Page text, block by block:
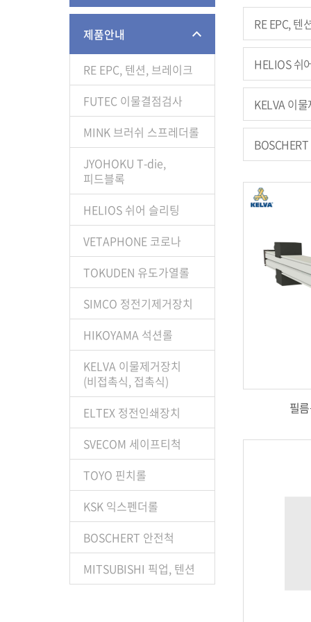
제품안내
RE EPC, 텐션, 브레이크
FUTEC 이물결점검사
MINK 브러쉬 스프레더롤
JYOHOKU T-die,
피드블록
HELIOS 쉬어 슬리팅
VETAPHONE 코로나
TOKUDEN 유도가열롤
SIMCO 정전기제거장치
HIKOYAMA 석션롤
KELVA 이물제거장치
(비접촉식, 접촉식)
ELTEX 정전인쇄장치
SVECOM 세이프티척
TOYO 핀치롤
KSK 익스펜더롤
BOSCHERT 안전척
MITSUBISHI 픽업, 텐션
RE EPC, 텐
HELIOS 쉬
KELVA 이
필